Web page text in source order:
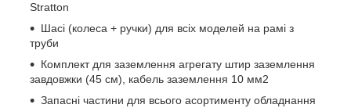
Stratton
Шасі (колеса + ручки) для всіх моделей на рамі з
труби
Комплект для заземлення агрегату штир заземлення
завдовжки (45 см), кабель заземлення 10 мм2
Запасні частини для всього асортименту обладнання